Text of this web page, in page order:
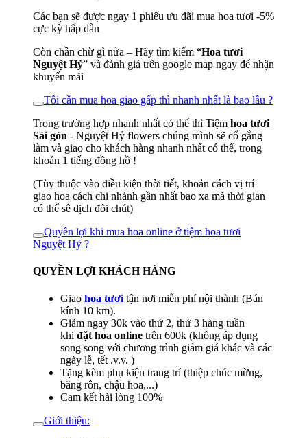
Các bạn sẽ được ngay 1 phiếu ưu đãi mua hoa tươi -5%
cực kỳ hấp dẫn
Còn chần chừ gì nửa – Hãy tìm kiếm “Hoa tươi
Nguyệt Hỷ” và đánh giá trên google map ngay để nhận
khuyến mãi
Tôi cần mua hoa giao gấp thì nhanh nhất là bao lâu ?
Trong trường hợp nhanh nhất có thể thì Tiệm hoa tươi
Sài gòn - Nguyệt Hỷ flowers chúng mình sẽ cố gắng
làm và giao cho khách hàng nhanh nhất có thể, trong
khoản 1 tiếng đồng hồ !
(Tùy thuộc vào điều kiện thời tiết, khoản cách vị trí
giao hoa cách chi nhánh gần nhất bao xa mà thời gian
có thể sê dịch đôi chút)
Quyền lợi khi mua hoa online ở tiệm hoa tươi
Nguyệt Hỷ ?
QUYỀN LỢI KHÁCH HÀNG
Giao hoa tươi tận nơi miễn phí nội thành (Bán
kính 10 km).
Giảm ngay 30k vào thứ 2, thứ 3 hàng tuần
khi đặt hoa online trên 600k (không áp dụng
song song với chương trình giảm giá khác và các
ngày lễ, tết .v.v. )
Tặng kèm phụ kiện trang trí (thiệp chúc mừng,
băng rôn, chậu hoa,...)
Cam kết hài lòng 100%
Giới thiệu: